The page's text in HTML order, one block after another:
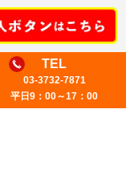
TEL
03-3732-7871
平日9：00～17：00